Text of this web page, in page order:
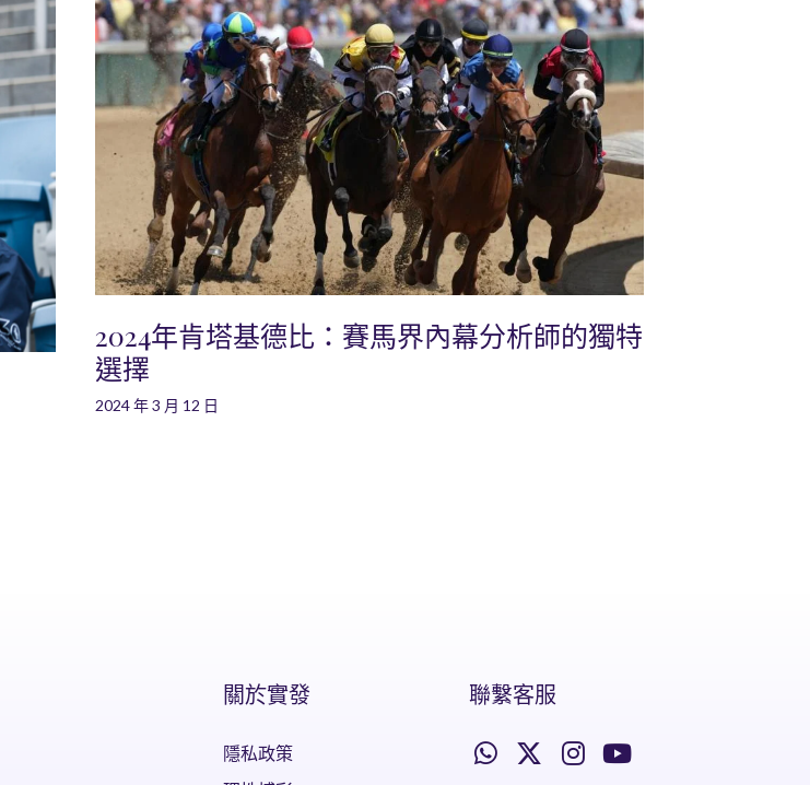
2024年肯塔基德比：賽馬界內幕分析師的獨特
選擇
2024 年 3 月 12 日
關於實發
隱私政策
聯繫客服